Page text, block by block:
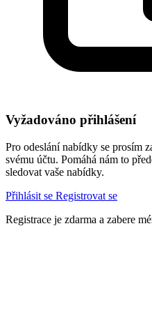
Vyžadováno přihlášení
Pro odeslání nabídky se prosím
svému účtu. Pomáhá nám to
sledovat vaše nabídky.
Přihlásit se Registrovat se
Registrace je zdarma a zabere